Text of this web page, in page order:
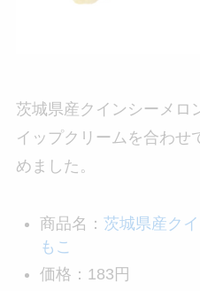
茨城県産クインシーメロ
イップクリームを合わせ
めました。
商品名： 茨城県産ク
もこ
価格：183円